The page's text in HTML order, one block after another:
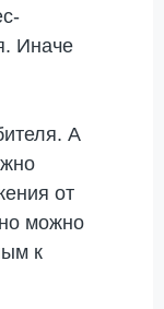
Иначе
А
от
можно
к